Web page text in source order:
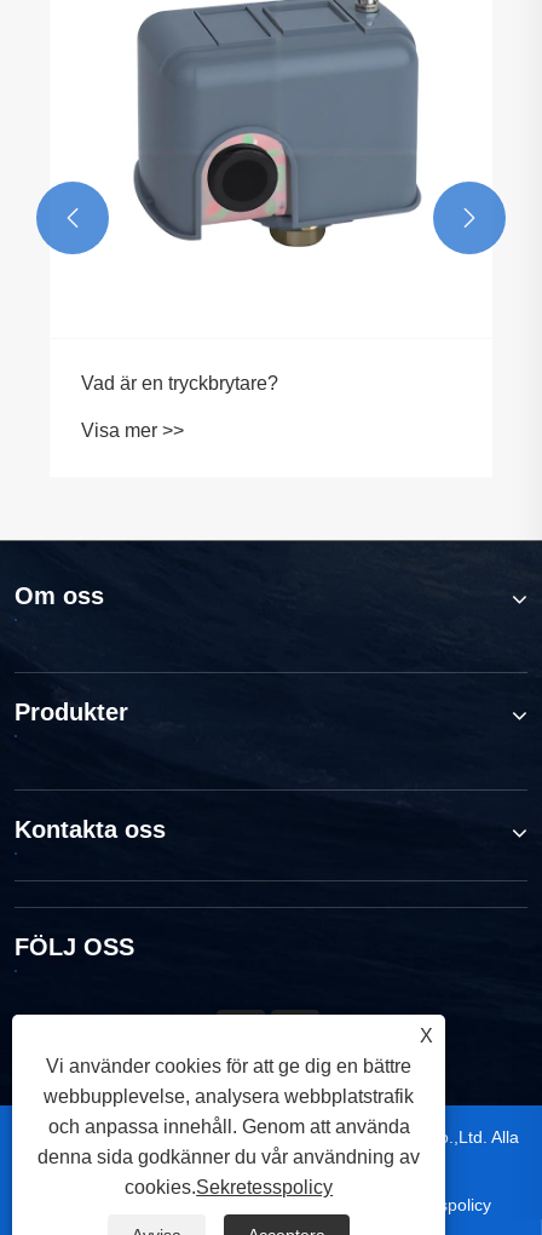
Vad är en tryckbrytare?
Visa mer >>
 
Om oss
Produkter
Kontakta oss
FÖLJ OSS
Copyright © 2026 Ningbo TRUPOW Industrial Trade Co.,Ltd. Alla
rättigheter reserverade.
| Sekretesspolicy
X
Vi använder cookies för att ge dig en bättre
webbupplevelse, analysera webbplatstrafik
och anpassa innehåll. Genom att använda
denna sida godkänner du vår användning av
cookies.Sekretesspolicy